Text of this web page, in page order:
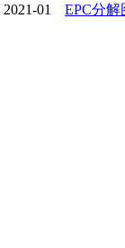
2021-01 EPC分解